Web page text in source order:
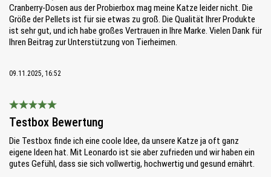
Cranberry-Dosen aus der Probierbox mag meine Katze leider nicht. Die
Größe der Pellets ist für sie etwas zu groß. Die Qualität Ihrer Produkte
ist sehr gut, und ich habe großes Vertrauen in Ihre Marke. Vielen Dank für
Ihren Beitrag zur Unterstützung von Tierheimen.
09.11.2025, 16:52
Bewertung mit 5 von 5 Sternen
Testbox Bewertung
Die Testbox finde ich eine coole Idee, da unsere Katze ja oft ganz
eigene Ideen hat. Mit Leonardo ist sie aber zufrieden und wir haben ein
gutes Gefühl, dass sie sich vollwertig, hochwertig und gesund ernährt.